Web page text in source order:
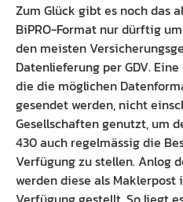
Zum Glück gibt es noch das
BiPRO-Format nur dürftig
den meisten
Datenlieferung per GDV.
die die möglichen
gesendet werden, nicht
Gesellschaften genutzt, um
430 auch regelmässig die
Verfügung zu stellen. Anlog
werden diese als Maklerpost